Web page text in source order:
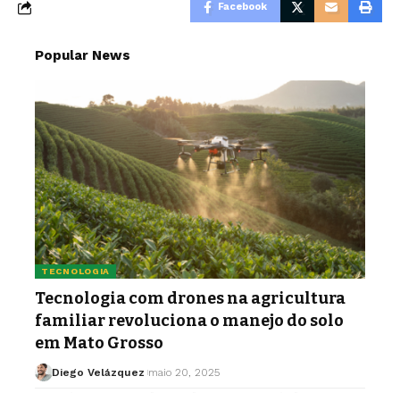
Facebook
Popular News
TECNOLOGIA
Tecnologia com drones na agricultura
familiar revoluciona o manejo do solo
em Mato Grosso
Diego Velázquez maio 20, 2025